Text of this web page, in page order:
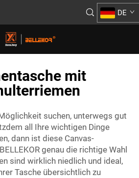
DE
mit
suchen, unterwegs gut
all Ihre wichtigen Dinge
dann ist diese Canvas-
genau die richtige Wahl
sind wirklich niedlich und ideal,
Tasche übersichtlich zu